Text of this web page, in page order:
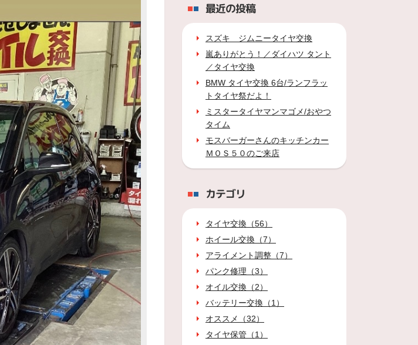
最近の投稿
スズキ ジムニータイヤ交換
嵐ありがとう！／ダイハツ タント
／タイヤ交換
BMW タイヤ交換 6台/ランフラッ
トタイヤ祭だよ！
ミスタータイヤマンマゴメ/おやつ
タイム
モスバーガーさんのキッチンカー
ＭＯＳ５０のご来店
カテゴリ
タイヤ交換（56）
ホイール交換（7）
アライメント調整（7）
パンク修理（3）
オイル交換（2）
バッテリー交換（1）
オススメ（32）
タイヤ保管（1）